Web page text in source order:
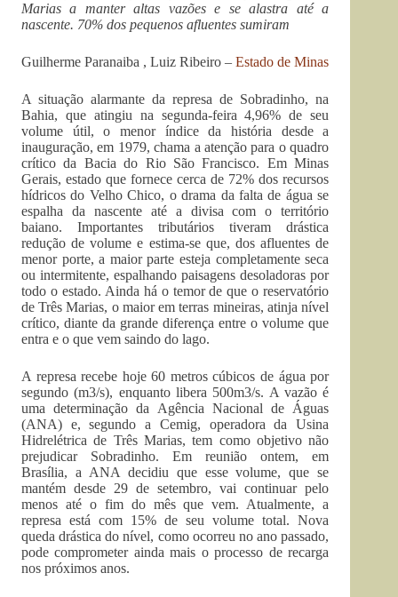
Marias a manter altas vazões e se alastra até a
nascente. 70% dos pequenos afluentes sumiram
Guilherme Paranaiba , Luiz Ribeiro – Estado de Minas
A situação alarmante da represa de Sobradinho, na
Bahia, que atingiu na segunda-feira 4,96% de seu
volume útil, o menor índice da história desde a
inauguração, em 1979, chama a atenção para o quadro
crítico da Bacia do Rio São Francisco. Em Minas
Gerais, estado que fornece cerca de 72% dos recursos
hídricos do Velho Chico, o drama da falta de água se
espalha da nascente até a divisa com o território
baiano. Importantes tributários tiveram drástica
redução de volume e estima-se que, dos afluentes de
menor porte, a maior parte esteja completamente seca
ou intermitente, espalhando paisagens desoladoras por
todo o estado. Ainda há o temor de que o reservatório
de Três Marias, o maior em terras mineiras, atinja nível
crítico, diante da grande diferença entre o volume que
entra e o que vem saindo do lago.
A represa recebe hoje 60 metros cúbicos de água por
segundo (m3/s), enquanto libera 500m3/s. A vazão é
uma determinação da Agência Nacional de Águas
(ANA) e, segundo a Cemig, operadora da Usina
Hidrelétrica de Três Marias, tem como objetivo não
prejudicar Sobradinho. Em reunião ontem, em
Brasília, a ANA decidiu que esse volume, que se
mantém desde 29 de setembro, vai continuar pelo
menos até o fim do mês que vem. Atualmente, a
represa está com 15% de seu volume total. Nova
queda drástica do nível, como ocorreu no ano passado,
pode comprometer ainda mais o processo de recarga
nos próximos anos.